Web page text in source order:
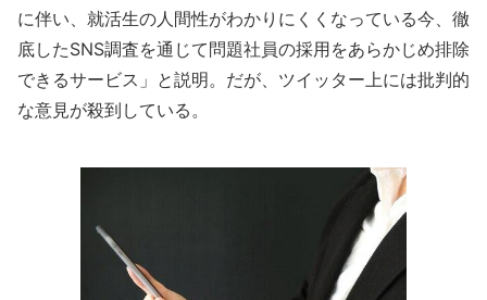
に伴い、就活生の人間性がわかりにくくなっている今、徹
底したSNS調査を通じて問題社員の採用をあらかじめ排除
できるサービス」と説明。だが、ツイッター上には批判的
な意見が殺到している。